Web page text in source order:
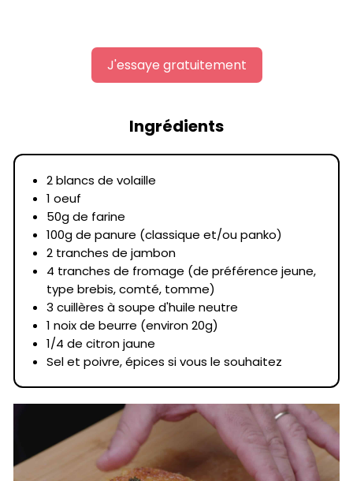
J'essaye gratuitement
Ingrédients
2 blancs de volaille
1 oeuf
50g de farine
100g de panure (classique et/ou panko)
2 tranches de jambon
4 tranches de fromage (de préférence jeune,
type brebis, comté, tomme)
3 cuillères à soupe d'huile neutre
1 noix de beurre (environ 20g)
1/4 de citron jaune
Sel et poivre, épices si vous le souhaitez